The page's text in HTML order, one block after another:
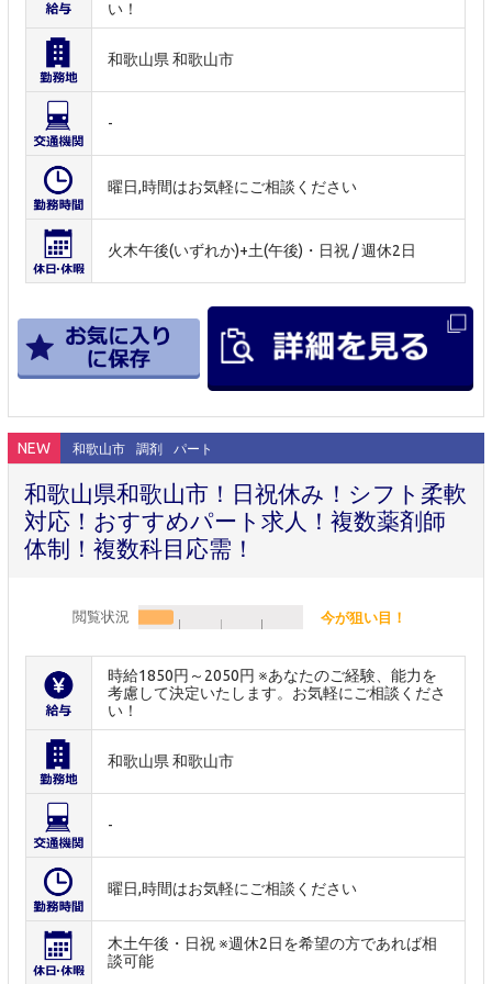
い！
和歌山県 和歌山市
-
曜日,時間はお気軽にご相談ください
火木午後(いずれか)+土(午後)・日祝 / 週休2日
NEW 和歌山市 調剤 パート
和歌山県和歌山市！日祝休み！シフト柔軟
対応！おすすめパート求人！複数薬剤師
体制！複数科目応需！
閲覧状況 今が狙い目！
時給1850円～2050円 ※あなたのご経験、能力を
考慮して決定いたします。お気軽にご相談くださ
い！
和歌山県 和歌山市
-
曜日,時間はお気軽にご相談ください
木土午後・日祝 ※週休2日を希望の方であれば相
談可能